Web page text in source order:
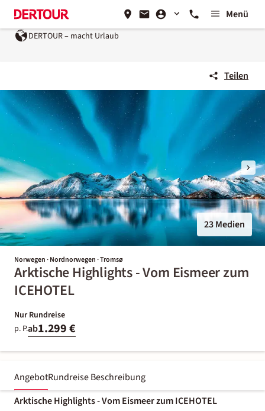
Menü
DERTOUR – macht Urlaub
Teilen
23 Medien
Norwegen · Nordnorwegen · Tromsø
Arktische Highlights - Vom Eismeer zum
ICEHOTEL
Nur Rundreise
p. P.ab1.299 €
AngebotRundreise Beschreibung
Arktische Highlights - Vom Eismeer zum ICEHOTEL